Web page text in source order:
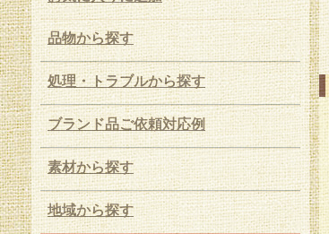
品物から探す
処理・トラブルから探す
ブランド品ご依頼対応例
素材から探す
地域から探す